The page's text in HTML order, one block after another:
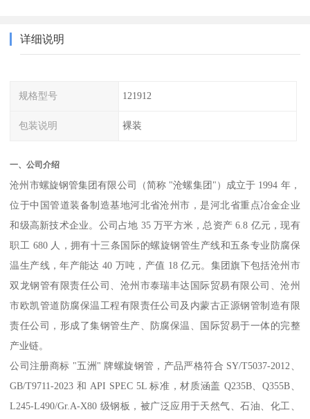
详细说明
规格型号 121912
包装说明 裸装
一、公司介绍
沧州市螺旋钢管集团有限公司（简称 "沧螺集团"）成立于 1994 年，
位于中国管道装备制造基地河北省沧州市，是河北省重点冶金企业
和级高新技术企业。公司占地 35 万平方米，总资产 6.8 亿元，现有
职工 680 人，拥有十三条国际的螺旋钢管生产线和五条专业防腐保
温生产线，年产能达 40 万吨，产值 18 亿元。集团旗下包括沧州市
双龙钢管有限责任公司、沧州市泰瑞丰达国际贸易有限公司、沧州
市欧凯管道防腐保温工程有限责任公司及内蒙古正源钢管制造有限
责任公司，形成了集钢管生产、防腐保温、国际贸易于一体的完整
产业链。
公司注册商标 "五洲" 牌螺旋钢管，产品严格符合 SY/T5037-2012、
GB/T9711-2023 和 API SPEC 5L 标准，材质涵盖 Q235B、Q355B、
L245-L490/Gr.A-X80 级钢板，被广泛应用于天然气、石油、化工、